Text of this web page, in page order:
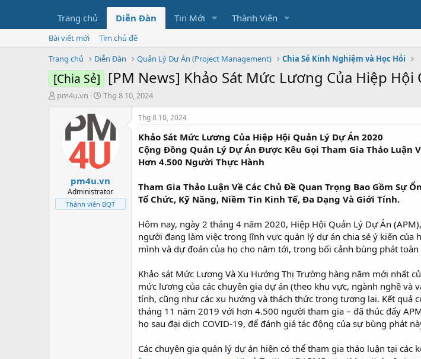
Trang chủ Diễn Đàn Tin Mới Thành Viên
Bài viết mới
Tìm chủ đề
Trang chủ
Diễn Đàn Quản Lý Dự Án (Project Management) Chia Sẻ Kinh Nghiệm và Học Hỏi
[Chia Sẻ] [PM News] Khảo Sát Mức Lương Của Hiệp Hội
N
ạ
o
pm4u.vn
N
y
b
t
đ
ầ
u
Thg 8 10, 2024
pm4u.vn
Administrator
Thành viên BQT
Thg 8 10, 2024
Khảo Sát Mức Lương Của Hiệp Hội Quản Lý Dự Án 2020
Cộng Đồng Quản Lý Dự Án Được Kêu Gọi Tham Gia Thảo
Hơn 4.500 Người Thực Hành
Tham Gia Thảo Luận Về Các Chủ Đề Quan Trọng Bao Gồm Sự
Tổ Chức, Kỹ Năng, Niềm Tin Kinh Tế, Đa Dạng Và Giới Tính.
Hôm nay, ngày 2 tháng 4 năm 2020, Hiệp Hội Quản Lý Dự Án
người đang làm việc trong lĩnh vực quản lý dự án chia sẻ ý kiến của
mình và dự đoán của họ cho năm tới, trong bối cảnh bùng phát toàn
Khảo sát Mức Lương Và Xu Hướng Thị Trường hàng năm mới nhất
mức lương của các chuyên gia dự án (theo khu vực, ngành nghề
tính, cũng như các xu hướng và thách thức trong tương lai. Kết quả
tháng 11 năm 2019 với hơn 4.500 người tham gia – đã thúc đẩy
họ sau đại dịch COVID-19, để đánh giá tác động của sự bùng phát
Các chuyên gia quản lý dự án hiện có thể tham gia thảo luận tại các